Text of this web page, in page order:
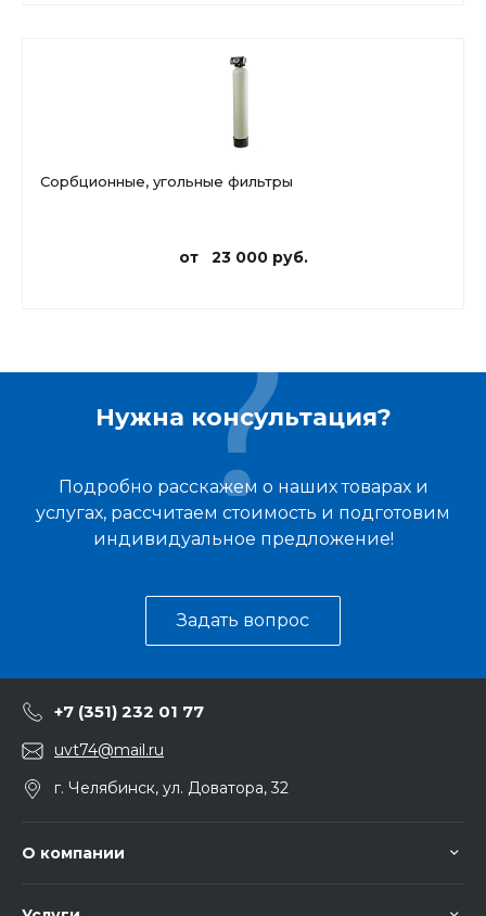
Сорбционные, угольные фильтры
от 23 000 руб.
Нужна консультация?
Подробно расскажем о наших товарах и
услугах, рассчитаем стоимость и подготовим
индивидуальное предложение!
Задать вопрос
+7 (351) 232 01 77
uvt74@mail.ru
г. Челябинск, ул. Доватора, 32
О компании